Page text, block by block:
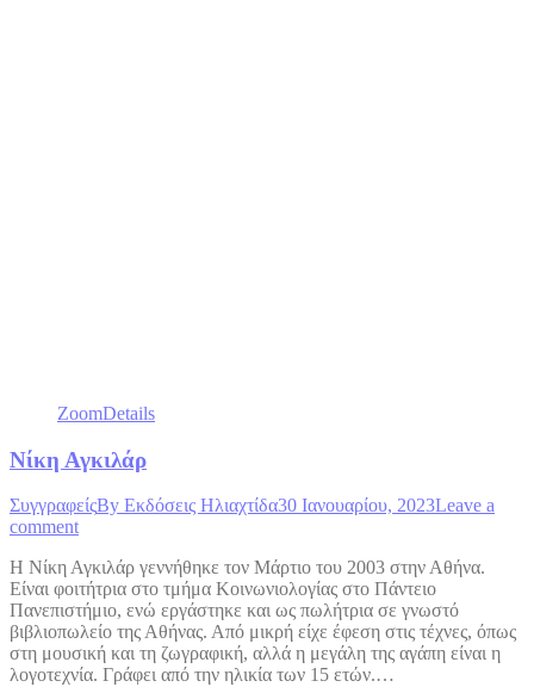
ZoomDetails
Νίκη Αγκιλάρ
ΣυγγραφείςBy Εκδόσεις Ηλιαχτίδα30 Ιανουαρίου, 2023Leave a
comment
Η Νίκη Αγκιλάρ γεννήθηκε τον Μάρτιο του 2003 στην Αθήνα.
Είναι φοιτήτρια στο τμήμα Κοινωνιολογίας στο Πάντειο
Πανεπιστήμιο, ενώ εργάστηκε και ως πωλήτρια σε γνωστό
βιβλιοπωλείο της Αθήνας. Από μικρή είχε έφεση στις τέχνες, όπως
στη μουσική και τη ζωγραφική, αλλά η μεγάλη της αγάπη είναι η
λογοτεχνία. Γράφει από την ηλικία των 15 ετών.…